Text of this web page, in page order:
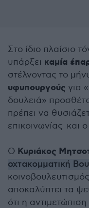
Στο ίδιο πλαίσιο
υπάρξει καμία
στέλνοντας το
υφυπουργούς για
δουλειά»
πρέπει να
επικοινωνίας και
Ο Κυριάκος
οχτακομματική
αποκαλύπτει τα
ότι η